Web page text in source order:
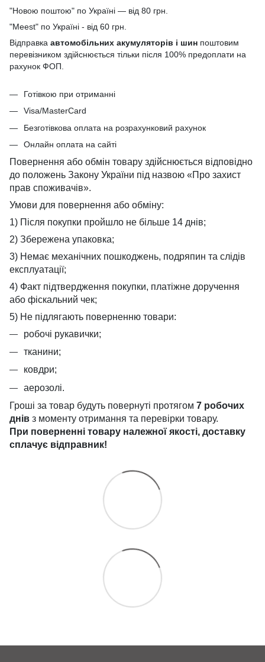
"Новою поштою" по Україні — від 80 грн.
"Meest" по Україні - від 60 грн.
Відправка автомобільних акумуляторів і шин поштовим
перевізником здійснюється тільки після 100% предоплати на
рахунок ФОП.
Готівкою при отриманні
Visa/MasterCard
Безготівкова оплата на розрахунковий рахунок
Онлайн оплата на сайті
Повернення або обмін товару здійснюється відповідно
до положень Закону України під назвою «Про захист
прав споживачів».
Умови для повернення або обміну:
1) Після покупки пройшло не більше 14 днів;
2) Збережена упаковка;
3) Немає механічних пошкоджень, подряпин та слідів
експлуатації;
4) Факт підтвердження покупки, платіжне доручення
або фіскальний чек;
5) Не підлягають поверненню товари:
робочі рукавички;
тканини;
ковдри;
аерозолі.
Гроші за товар будуть повернуті протягом 7 робочих
днів з моменту отримання та перевірки товару.
При поверненні товару належної якості, доставку
сплачує відправник!